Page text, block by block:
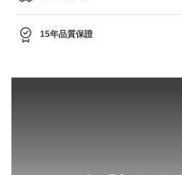
15年品質保證